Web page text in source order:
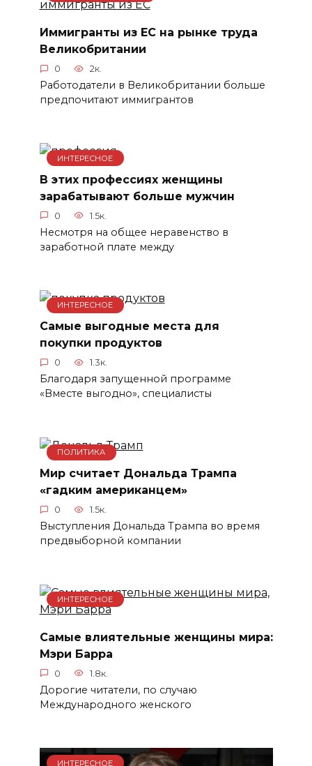
Иммигранты из ЕС на рынке труда
Великобритании
0 2к.
Работодатели в Великобритании больше
предпочитают иммигрантов
ИНТЕРЕСНОЕ
В этих профессиях женщины
зарабатывают больше мужчин
0 1.5к.
Несмотря на общее неравенство в
заработной плате между
ИНТЕРЕСНОЕ
Самые выгодные места для
покупки продуктов
0 1.3к.
Благодаря запущенной программе
«Вместе выгодно», специалисты
ПОЛИТИКА
Мир считает Дональда Трампа
«гадким американцем»
0 1.5к.
Выступления Дональда Трампа во время
предвыборной компании
ИНТЕРЕСНОЕ
Самые влиятельные женщины мира:
Мэри Барра
0 1.8к.
Дорогие читатели, по случаю
Международного женского
ИНТЕРЕСНОЕ